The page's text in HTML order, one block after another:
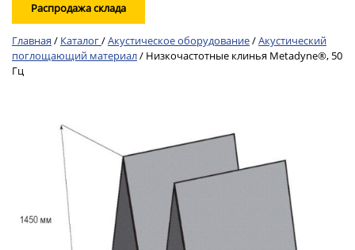
Распродажа склада
Главная / Каталог/Акустическое оборудование/Акустический
поглощающий материал/ Низкочастотные клинья Metadyne®, 50
Гц